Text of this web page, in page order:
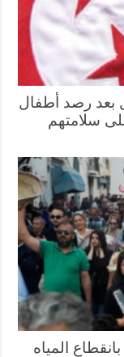
رصد أطفال
المياه